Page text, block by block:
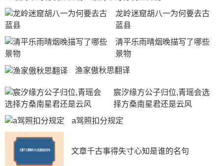
龙岭迷窟胡八一为何要去古
蓝县
清平乐雨晴烟晚描写了哪些
景物
渔家傲秋思翻译
宸汐缘方公子归位,青瑶会选
择方桑南星君还是云风
a驾照扣分规定
文章千古事得失寸心知是谁的名句